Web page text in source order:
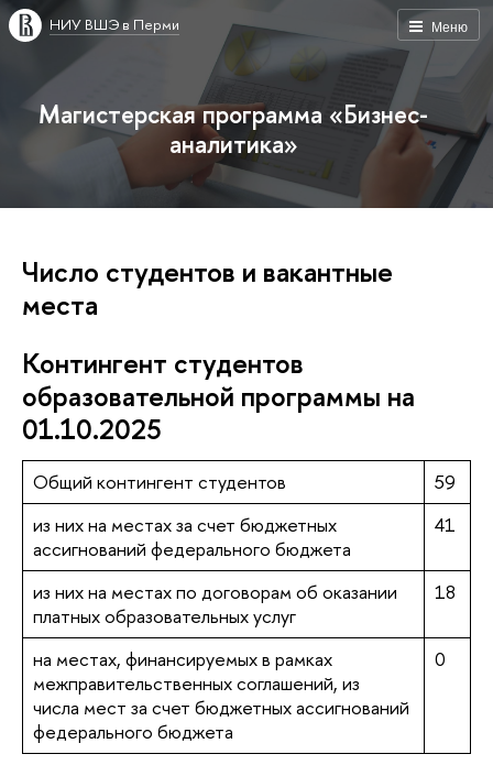
Меню
НИУ ВШЭ в Перми
Магистерская программа «Бизнес-
аналитика»
Число студентов и вакантные
места
Контингент студентов
образовательной программы на
01.10.2025
Общий контингент студентов
59
из них на местах за счет бюджетных
ассигнований федерального бюджета
41
из них на местах по договорам об оказании
платных образовательных услуг
18
на местах, финансируемых в рамках
межправительственных соглашений, из
числа мест за счет бюджетных ассигнований
федерального бюджета
0